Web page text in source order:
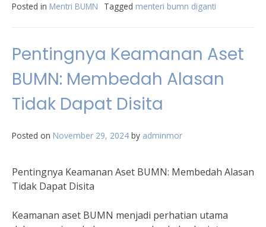
Posted in Mentri BUMN Tagged menteri bumn diganti
Pentingnya Keamanan Aset
BUMN: Membedah Alasan
Tidak Dapat Disita
Posted on November 29, 2024 by adminmor
Pentingnya Keamanan Aset BUMN: Membedah Alasan
Tidak Dapat Disita
Keamanan aset BUMN menjadi perhatian utama